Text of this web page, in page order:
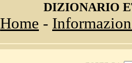
DIZIONARIO
Home -